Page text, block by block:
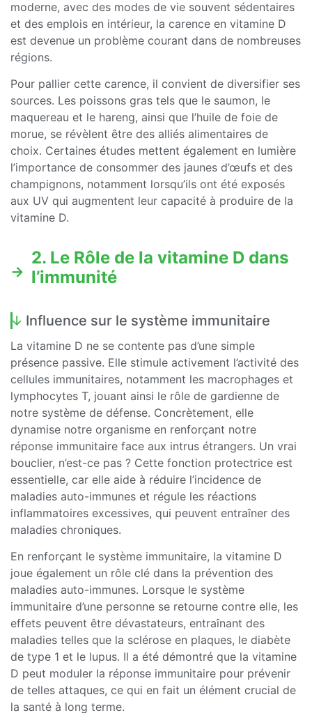
moderne, avec des modes de vie souvent sédentaires
et des emplois en intérieur, la carence en vitamine D
est devenue un problème courant dans de nombreuses
régions.
Pour pallier cette carence, il convient de diversifier ses
sources. Les poissons gras tels que le saumon, le
maquereau et le hareng, ainsi que l’huile de foie de
morue, se révèlent être des alliés alimentaires de
choix. Certaines études mettent également en lumière
l’importance de consommer des jaunes d’œufs et des
champignons, notamment lorsqu’ils ont été exposés
aux UV qui augmentent leur capacité à produire de la
vitamine D.
2. Le Rôle de la vitamine D dans
l’immunité
Influence sur le système immunitaire
La vitamine D ne se contente pas d’une simple
présence passive. Elle stimule activement l’activité des
cellules immunitaires, notamment les macrophages et
lymphocytes T, jouant ainsi le rôle de gardienne de
notre système de défense. Concrètement, elle
dynamise notre organisme en renforçant notre
réponse immunitaire face aux intrus étrangers. Un vrai
bouclier, n’est-ce pas ? Cette fonction protectrice est
essentielle, car elle aide à réduire l’incidence de
maladies auto-immunes et régule les réactions
inflammatoires excessives, qui peuvent entraîner des
maladies chroniques.
En renforçant le système immunitaire, la vitamine D
joue également un rôle clé dans la prévention des
maladies auto-immunes. Lorsque le système
immunitaire d’une personne se retourne contre elle, les
effets peuvent être dévastateurs, entraînant des
maladies telles que la sclérose en plaques, le diabète
de type 1 et le lupus. Il a été démontré que la vitamine
D peut moduler la réponse immunitaire pour prévenir
de telles attaques, ce qui en fait un élément crucial de
la santé à long terme.